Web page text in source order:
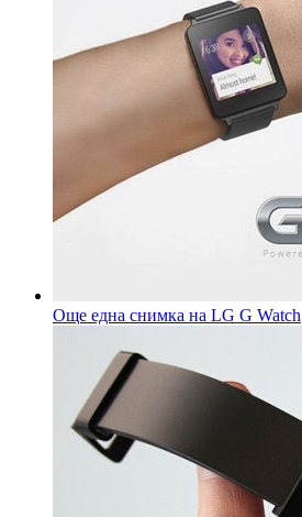
Още една снимка на LG G Watch